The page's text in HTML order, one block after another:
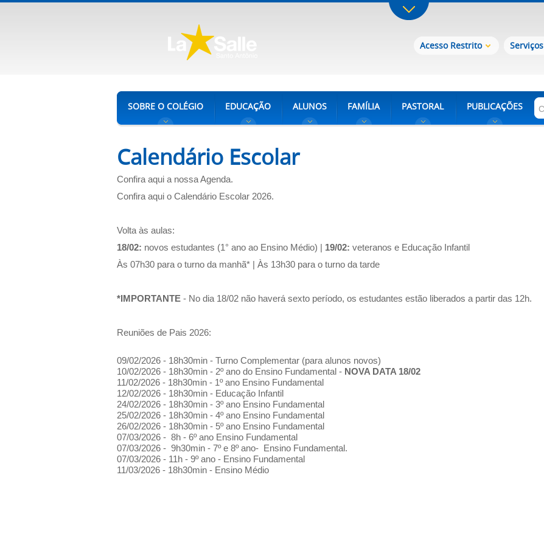
Acesso Restrito Serviços
SOBRE O COLÉGIO EDUCAÇÃO ALUNOS FAMÍLIA PASTORAL PUBLICAÇÕES
Calendário Escolar
Confira aqui a nossa Agenda.
Confira aqui o Calendário Escolar 2026.
Volta às aulas:
18/02: novos estudantes (1° ano ao Ensino Médio) | 19/02: veteranos e Educação Infantil
Às 07h30 para o turno da manhã* | Às 13h30 para o turno da tarde
*IMPORTANTE - No dia 18/02 não haverá sexto período, os estudantes estão liberados a partir das 12h.
Reuniões de Pais 2026:
09/02/2026 - 18h30min - Turno Complementar (para alunos novos)
10/02/2026 - 18h30min - 2º ano do Ensino Fundamental - NOVA DATA 18/02
11/02/2026 - 18h30min - 1º ano Ensino Fundamental
12/02/2026 - 18h30min - Educação Infantil
24/02/2026 - 18h30min - 3º ano Ensino Fundamental
25/02/2026 - 18h30min - 4º ano Ensino Fundamental
26/02/2026 - 18h30min - 5º ano Ensino Fundamental
07/03/2026 - 8h - 6º ano Ensino Fundamental
07/03/2026 - 9h30min - 7º e 8º ano- Ensino Fundamental.
07/03/2026 - 11h - 9º ano - Ensino Fundamental
11/03/2026 - 18h30min - Ensino Médio